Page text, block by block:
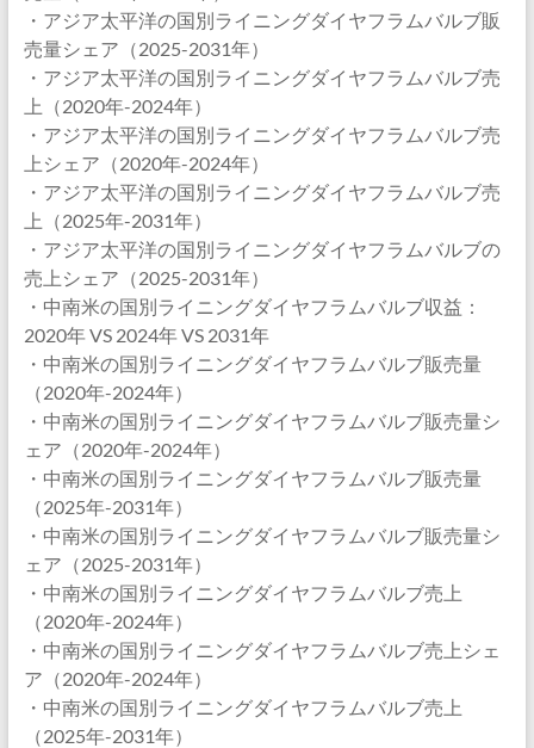
・アジア太平洋の国別ライニングダイヤフラムバルブ販
売量シェア（2025-2031年）
・アジア太平洋の国別ライニングダイヤフラムバルブ売
上（2020年-2024年）
・アジア太平洋の国別ライニングダイヤフラムバルブ売
上シェア（2020年-2024年）
・アジア太平洋の国別ライニングダイヤフラムバルブ売
上（2025年-2031年）
・アジア太平洋の国別ライニングダイヤフラムバルブの
売上シェア（2025-2031年）
・中南米の国別ライニングダイヤフラムバルブ収益：
2020年 VS 2024年 VS 2031年
・中南米の国別ライニングダイヤフラムバルブ販売量
（2020年-2024年）
・中南米の国別ライニングダイヤフラムバルブ販売量シ
ェア（2020年-2024年）
・中南米の国別ライニングダイヤフラムバルブ販売量
（2025年-2031年）
・中南米の国別ライニングダイヤフラムバルブ販売量シ
ェア（2025-2031年）
・中南米の国別ライニングダイヤフラムバルブ売上
（2020年-2024年）
・中南米の国別ライニングダイヤフラムバルブ売上シェ
ア（2020年-2024年）
・中南米の国別ライニングダイヤフラムバルブ売上
（2025年-2031年）